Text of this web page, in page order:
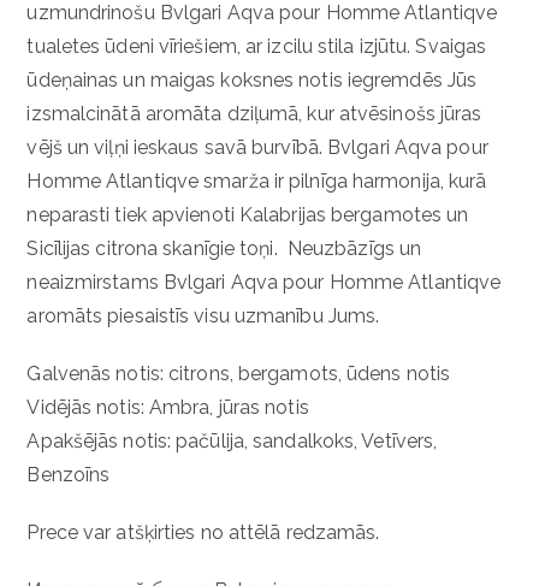
uzmundrinošu Bvlgari Aqva pour Homme Atlantiqve
tualetes ūdeni vīriešiem, ar izcilu stila izjūtu. Svaigas
ūdeņainas un maigas koksnes notis iegremdēs Jūs
izsmalcinātā aromāta dziļumā, kur atvēsinošs jūras
vējš un viļņi ieskaus savā burvībā. Bvlgari Aqva pour
Homme Atlantiqve smarža ir pilnīga harmonija, kurā
neparasti tiek apvienoti Kalabrijas bergamotes un
Sicīlijas citrona skanīgie toņi. Neuzbāzīgs un
neaizmirstams Bvlgari Aqva pour Homme Atlantiqve
aromāts piesaistīs visu uzmanību Jums.
Galvenās notis: citrons, bergamots, ūdens notis
Vidējās notis: Ambra, jūras notis
Apakšējās notis: pačūlija, sandalkoks, Vetīvers,
Benzoīns
Prece var atšķirties no attēlā redzamās.